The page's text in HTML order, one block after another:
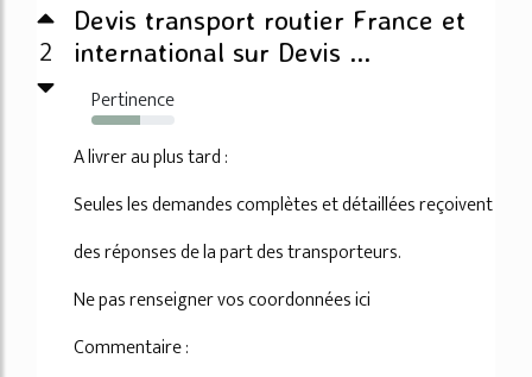
2
Devis transport routier France et
international sur Devis ...
Pertinence
58%
A livrer au plus tard :
Seules les demandes complètes et détaillées reçoivent
des réponses de la part des transporteurs.
Ne pas renseigner vos coordonnées ici
Commentaire :